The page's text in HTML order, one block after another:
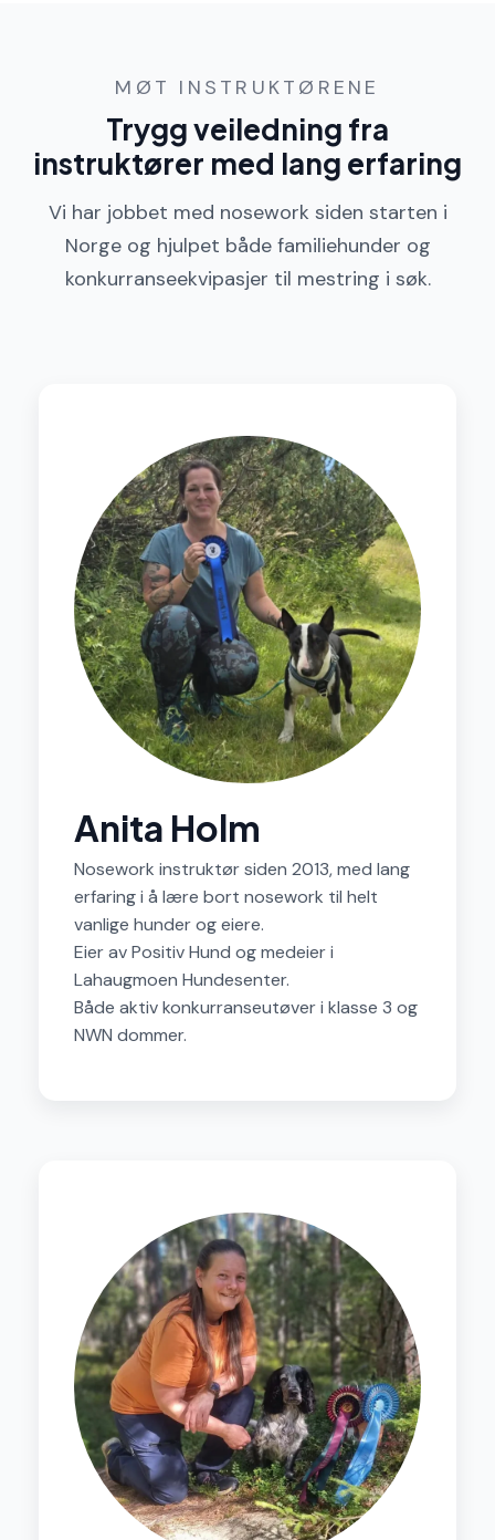
MØT INSTRUKTØRENE
Trygg veiledning fra
instruktører med lang erfaring
Vi har jobbet med nosework siden starten i
Norge og hjulpet både familiehunder og
konkurranseekvipasjer til mestring i søk.
Anita Holm
Nosework instruktør siden 2013, med lang
erfaring i å lære bort nosework til helt
vanlige hunder og eiere.
Eier avPositiv Hund og medeier i
Lahaugmoen Hundesenter.
Både aktiv konkurranseutøver i klasse 3 og
NWN dommer.